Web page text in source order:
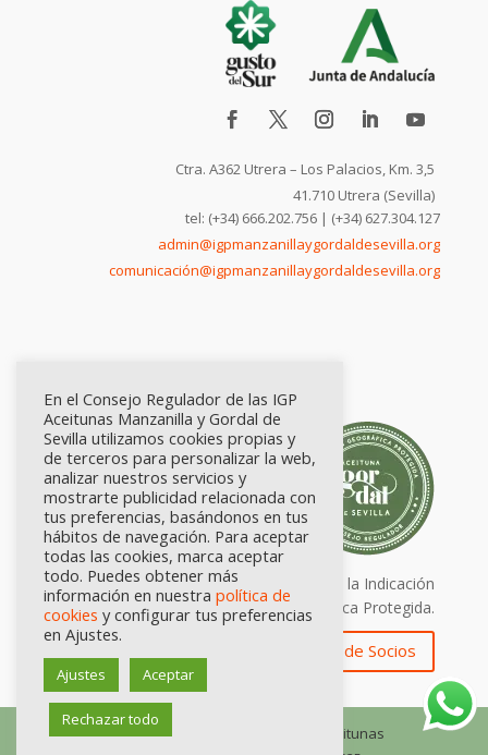
Ctra. A362 Utrera – Los Palacios, Km. 3,5
41.710 Utrera (Sevilla)
tel: (+34) 666.202.756 | (+34) 627.304.127
admin@igpmanzanillaygordaldesevilla.org
comunicación@igpmanzanillaygordaldesevilla.org
Calidad certificada por Origen. Sellos de la Indicación
Geográfica Protegida.
Zona de Socios
© Consejo Regulador de las IGP Aceitunas
En el Consejo Regulador de las IGP
Aceitunas Manzanilla y Gordal de
Sevilla utilizamos cookies propias y
de terceros para personalizar la web,
analizar nuestros servicios y
mostrarte publicidad relacionada con
tus preferencias, basándonos en tus
hábitos de navegación. Para aceptar
todas las cookies, marca aceptar
todo. Puedes obtener más
información en nuestra política de
cookies y configurar tus preferencias
en Ajustes.
Ajustes Aceptar
Rechazar todo